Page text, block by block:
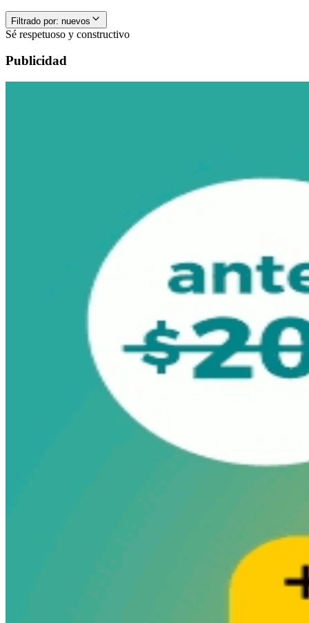
Filtrado por: nuevos
Sé respetuoso y constructivo
Publicidad